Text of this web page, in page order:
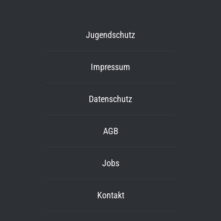
Jugendschutz
Impressum
Datenschutz
AGB
Jobs
Kontakt